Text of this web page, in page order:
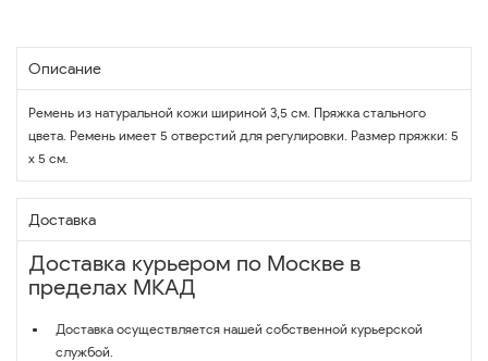
Описание
Ремень из натуральной кожи шириной 3,5 см. Пряжка стального
цвета. Ремень имеет 5 отверстий для регулировки. Размер пряжки: 5
х 5 см.
Доставка
Доставка курьером по Москве в
пределах МКАД
Доставка осуществляется нашей собственной курьерской
службой.